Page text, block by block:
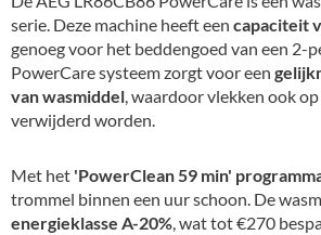
serie. Deze machine heeft een capaciteit
genoeg voor het beddengoed van een 2-
PowerCare systeem zorgt voor een
van wasmiddel, waardoor vlekken ook
verwijderd worden.
Met het 'PowerClean 59 min'
trommel binnen een uur schoon. De
energieklasse A-20%, wat tot €270